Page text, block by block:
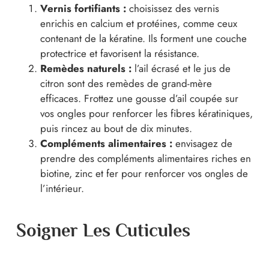
Vernis fortifiants : choisissez des vernis
enrichis en calcium et protéines, comme ceux
contenant de la kératine. Ils forment une couche
protectrice et favorisent la résistance.
Remèdes naturels : l’ail écrasé et le jus de
citron sont des remèdes de grand-mère
efficaces. Frottez une gousse d’ail coupée sur
vos ongles pour renforcer les fibres kératiniques,
puis rincez au bout de dix minutes.
Compléments alimentaires : envisagez de
prendre des compléments alimentaires riches en
biotine, zinc et fer pour renforcer vos ongles de
l’intérieur.
Soigner Les Cuticules